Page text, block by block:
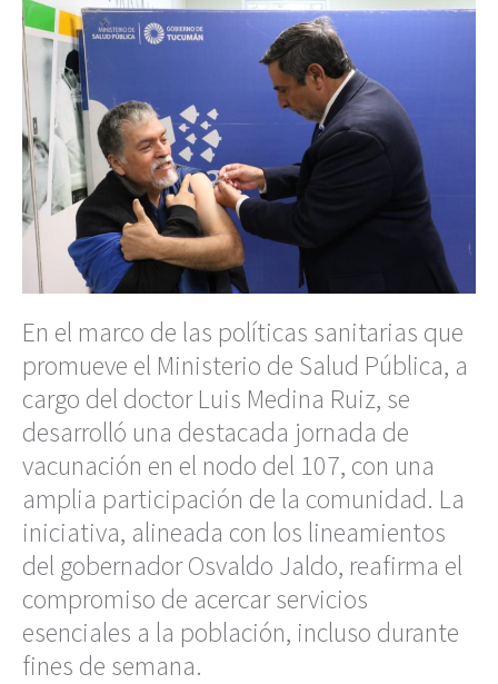
En el marco de las políticas sanitarias que
promueve el Ministerio de Salud Pública, a
cargo del doctor Luis Medina Ruiz, se
desarrolló una destacada jornada de
vacunación en el nodo del 107, con una
amplia participación de la comunidad. La
iniciativa, alineada con los lineamientos
del gobernador Osvaldo Jaldo, reafirma el
compromiso de acercar servicios
esenciales a la población, incluso durante
fines de semana.